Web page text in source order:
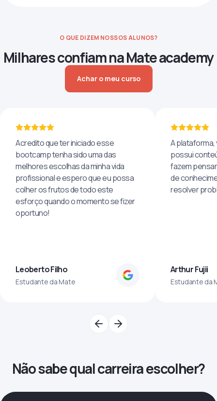
O QUE DIZEM NOSSOS ALUNOS?
Milhares confiam na Mate academy
Achar o meu curso
Acredito que ter iniciado esse
bootcamp tenha sido uma das
melhores escolhas da minha vida
profissional e espero que eu possa
colher os frutos de todo este
esforço quando o momento se fizer
oportuno!
Leoberto Filho
Estudante da Mate
A plataforma,
possui
fazem
de
resolver
Arthur Fujii
Estudante da
Não sabe qual carreira escolher?